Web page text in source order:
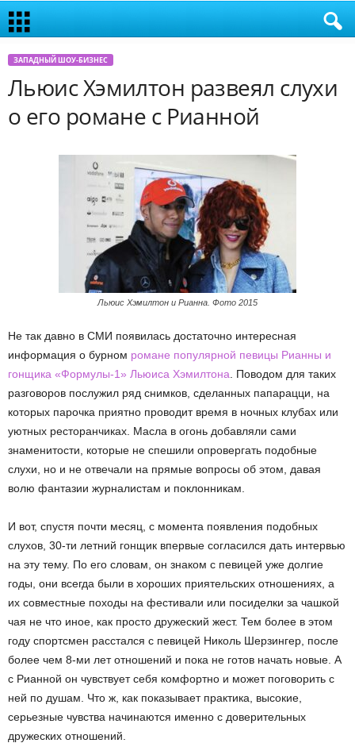
ЗАПАДНЫЙ ШОУ-БИЗНЕС
Льюис Хэмилтон развеял слухи
о его романе с Рианной
Льюис Хэмилтон и Рианна. Фото 2015
Не так давно в СМИ появилась достаточно интересная
информация о бурном романе популярной певицы Рианны и
гонщика «Формулы-1» Льюиса Хэмилтона . Поводом для таких
разговоров послужил ряд снимков, сделанных папарацци, на
которых парочка приятно проводит время в ночных клубах или
уютных ресторанчиках. Масла в огонь добавляли сами
знаменитости, которые не спешили опровергать подобные
слухи, но и не отвечали на прямые вопросы об этом, давая
волю фантазии журналистам и поклонникам.
И вот, спустя почти месяц, с момента появления подобных
слухов, 30-ти летний гонщик впервые согласился дать интервью
на эту тему. По его словам, он знаком с певицей уже долгие
годы, они всегда были в хороших приятельских отношениях, а
их совместные походы на фестивали или посиделки за чашкой
чая не что иное, как просто дружеский жест. Тем более в этом
году спортсмен расстался с певицей Николь Шерзингер, после
более чем 8-ми лет отношений и пока не готов начать новые. А
с Рианной он чувствует себя комфортно и может поговорить с
ней по душам. Что ж, как показывает практика, высокие,
серьезные чувства начинаются именно с доверительных
дружеских отношений.